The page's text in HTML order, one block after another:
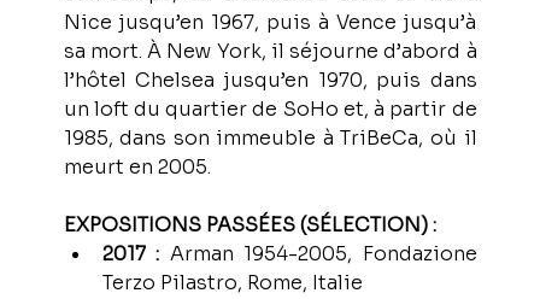
Nice jusqu’en 1967, puis à Vence jusqu’à
sa mort. À New York, il séjourne d’abord à
l’hôtel Chelsea jusqu’en 1970, puis dans
un loft du quartier de SoHo et, à partir de
1985, dans son immeuble à TriBeCa, où il
meurt en 2005.
EXPOSITIONS PASSÉES (SÉLECTION) :
2017 : Arman 1954-2005, Fondazione
Terzo Pilastro, Rome, Italie